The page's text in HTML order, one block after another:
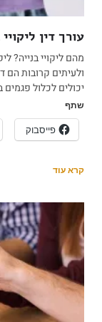
עורך דין
מהם ליקויי בנייה?
ולעיתים קרובות הם
יכולים לכלול
שתף
פייסבוק
קרא עוד